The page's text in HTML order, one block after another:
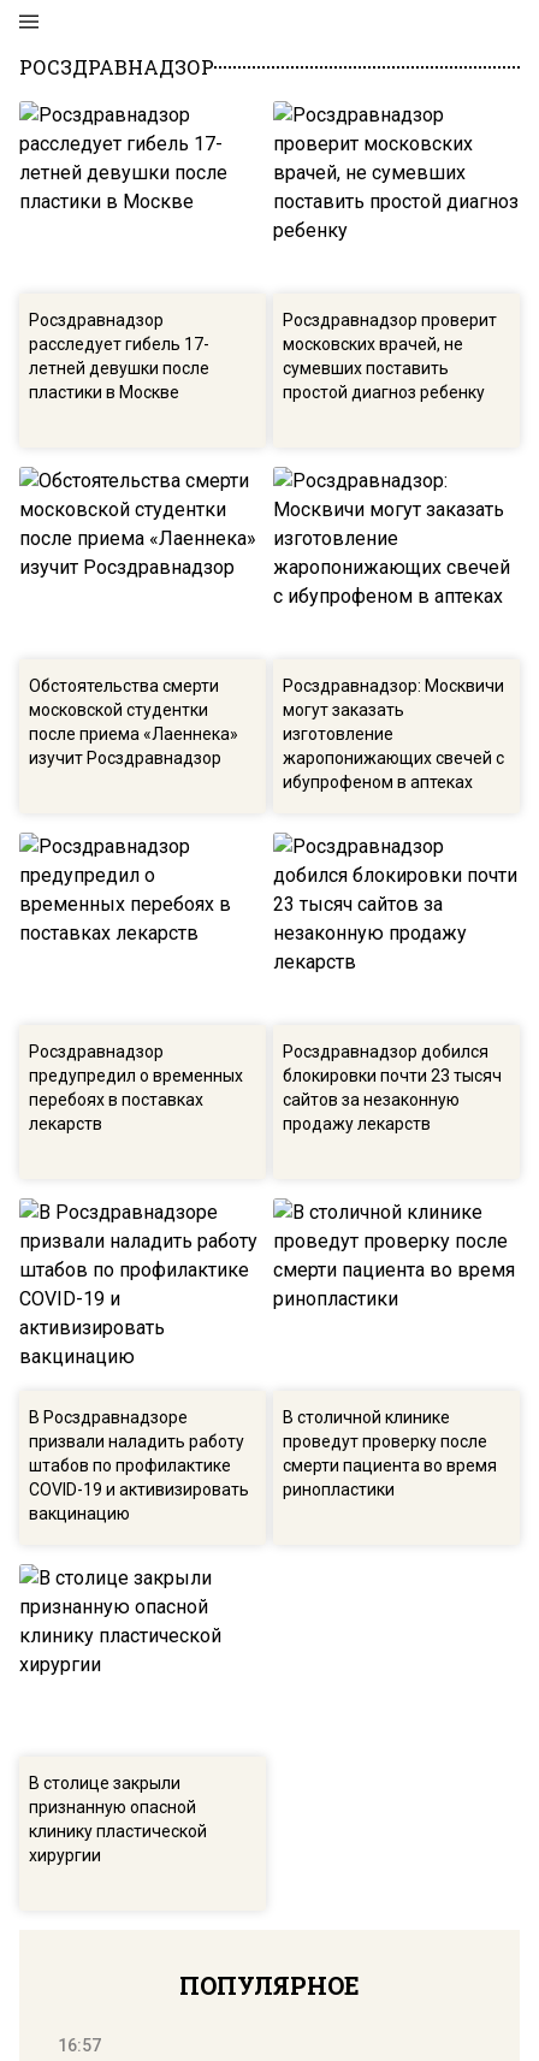
РОСЗДРАВНАДЗОР
Росздравнадзор
расследует гибель 17-
летней девушки после
пластики в Москве
Росздравнадзор проверит
московских врачей, не
сумевших поставить
простой диагноз ребенку
Обстоятельства смерти
московской студентки
после приема «Лаеннека»
изучит Росздравнадзор
Росздравнадзор: Москвичи
могут заказать
изготовление
жаропонижающих свечей с
ибупрофеном в аптеках
Росздравнадзор
предупредил о временных
перебоях в поставках
лекарств
Росздравнадзор добился
блокировки почти 23 тысяч
сайтов за незаконную
продажу лекарств
В Росздравнадзоре
призвали наладить работу
штабов по профилактике
COVID-19 и активизировать
вакцинацию
В столичной клинике
проведут проверку после
смерти пациента во время
ринопластики
В столице закрыли
признанную опасной
клинику пластической
хирургии
ПОПУЛЯРНОЕ
16:57